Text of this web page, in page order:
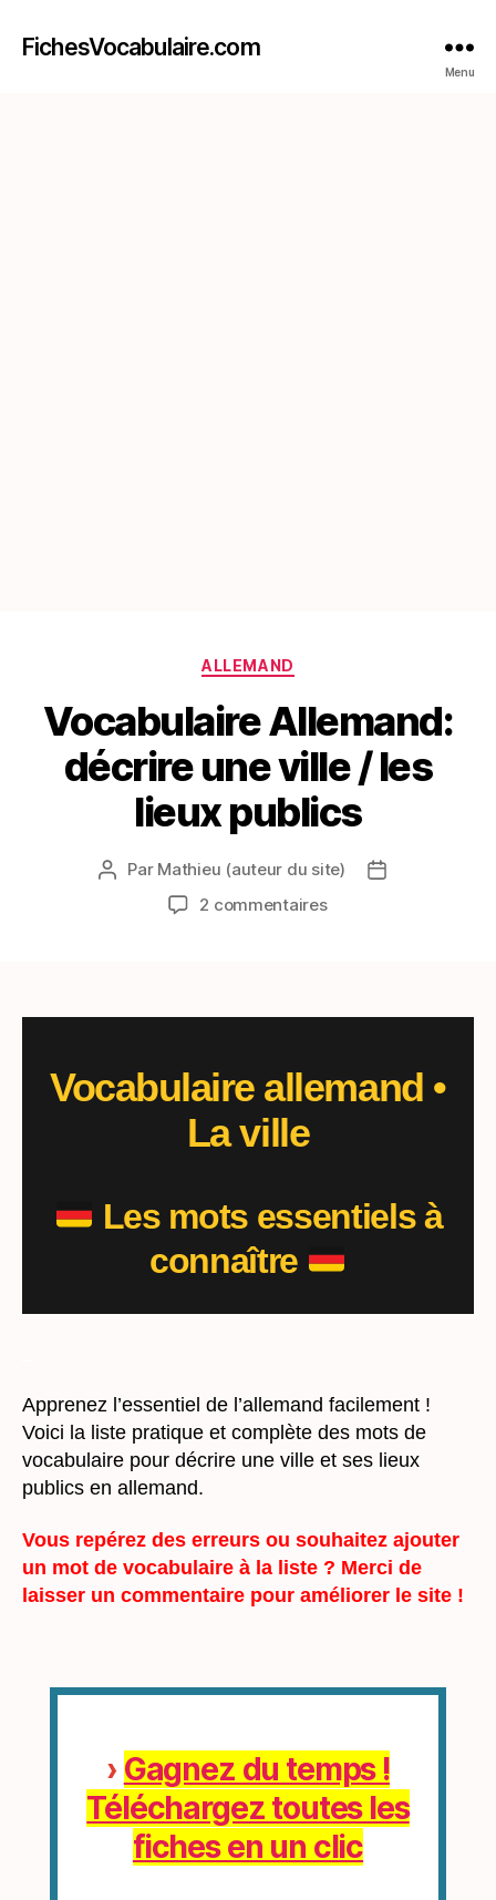
FichesVocabulaire.com
Menu
Catégories
ALLEMAND
Vocabulaire Allemand:
décrire une ville / les
lieux publics
Auteur
Par Mathieu (auteur du site)
Date
2 commentairessur
lieux
Vocabulaire allemand •
La ville
Les mots essentiels à
connaître
Apprenez l’essentiel de l’allemand facilement !
Voici la liste pratique et complète des mots de
vocabulaire pour décrire une ville et ses lieux
publics en allemand.
Vous repérez des erreurs ou souhaitez ajouter
un mot de vocabulaire à la liste ? Merci de
laisser un commentaire pour améliorer le site !
› Gagnez du temps !
Téléchargez toutes les
fiches en un clic